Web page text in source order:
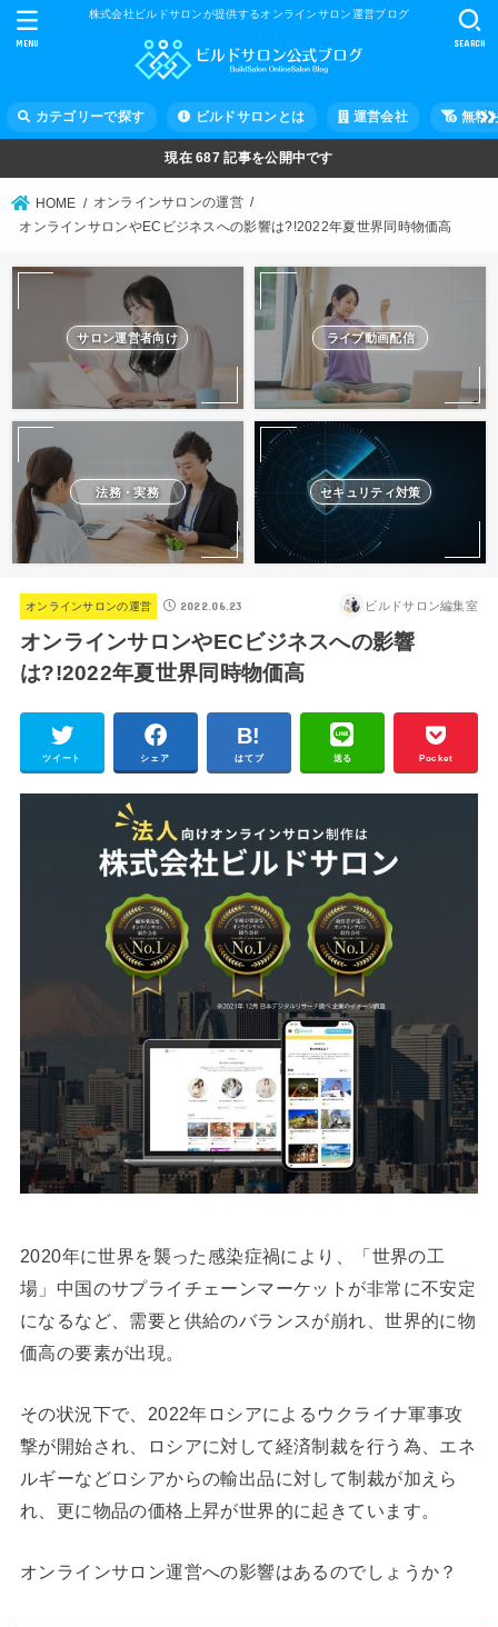
株式会社ビルドサロンが提供するオンラインサロン運営ブログ
カテゴリーで探す ビルドサロンとは 運営会社 無料
SEARCH
MENU
現在687 記事を公開中です
HOME
オンラインサロンの運営
オンラインサロンやECビジネスへの影響は?!2022年夏世界同時物価高
サロン運営者向け ライブ動画配信
法務・実務 セキュリティ対策
オンラインサロンの運営 2022.06.23 ビルドサロン編集室
オンラインサロンやECビジネスへの影響
は?!2022年夏世界同時物価高
ツイート シェア はてブ 送る Pocket
2020年に世界を襲った感染症禍により、「世界の工
場」中国のサプライチェーンマーケットが非常に不安定
になるなど、需要と供給のバランスが崩れ、世界的に物
価高の要素が出現。
その状況下で、2022年ロシアによるウクライナ軍事攻
撃が開始され、ロシアに対して経済制裁を行う為、エネ
ルギーなどロシアからの輸出品に対して制裁が加えら
れ、更に物品の価格上昇が世界的に起きています。
オンラインサロン運営への影響はあるのでしょうか？